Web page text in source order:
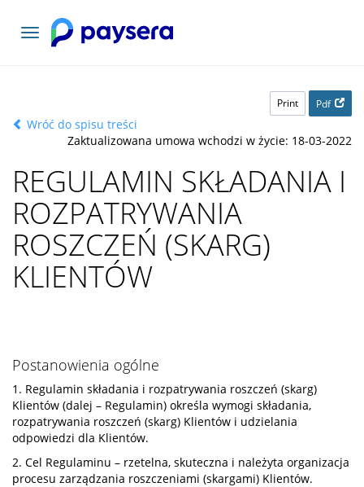
Toggle
navigation
Print Pdf
Wróć do spisu treści
Zaktualizowana umowa wchodzi w życie: 18-03-2022
REGULAMIN SKŁADANIA I
ROZPATRYWANIA
ROSZCZEŃ (SKARG)
KLIENTÓW
Postanowienia ogólne
1. Regulamin składania i rozpatrywania roszczeń (skarg)
Klientów (dalej – Regulamin) określa wymogi składania,
rozpatrywania roszczeń (skarg) Klientów i udzielania
odpowiedzi dla Klientów.
2. Cel Regulaminu – rzetelna, skuteczna i należyta organizacja
procesu zarządzania roszczeniami (skargami) Klientów.